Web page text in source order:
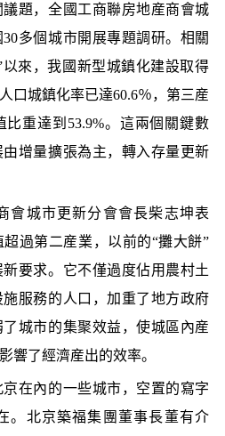
題，全國工商聯房地産商會城
多個城市開展專題調研。相關
來，我國新型城鎮化建設取得
口城鎮化率已達60.6％，第三産
重達到53.9%。這兩個關鍵數
增量擴張為主，轉入存量更新
城市更新分會會長柴志坤表
過第二産業，以前的“攤大餅”
要求。它不僅過度佔用農村土
服務的人口，加重了地方政府
城市的集聚效益，使城區內産
響了經濟産出的效率。
內的一些城市，空置的寫字
。北京築福集團董事長董有介